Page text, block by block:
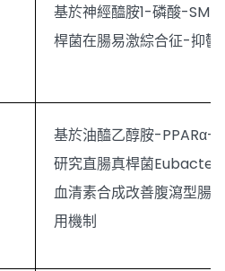
基於神經醯胺1-磷酸-
桿菌在腸易激綜合征-抑鬱
基於油醯乙醇胺-PPARα-
研究直腸真桿菌
血清素合成改善腹瀉型腸
用機制